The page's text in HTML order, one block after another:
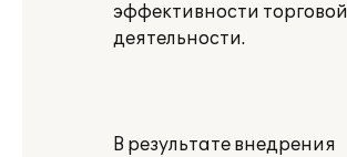
эффективности торговой
деятельности.
В результате внедрения